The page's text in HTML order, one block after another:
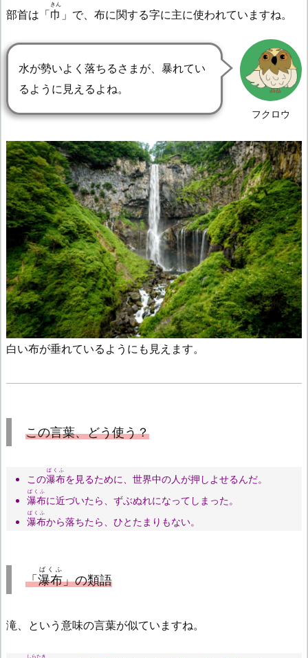
部首は「巾
きん
」で、布に関する字に主に使われていますね。
フクロウ
水が勢いよく落ちるさまが、暴れてい
るように見えるよね。
白い布が垂れているようにも見えます。
この言葉、どう使う？
この瀑布
ばくふ
を見るために、世界中の人が押しよせるんだ。
瀑布
ばくふ
に近づいたら、ずぶぬれになってしまった。
瀑布
ばくふ
から落ちたら、ひとたまりもない。
「瀑布
ばくふ
」の類語
滝、という意味の言葉が似ていますね。
しらたき